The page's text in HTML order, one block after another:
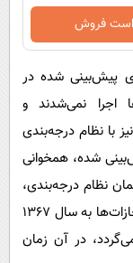
فروش
پیش‌بینی شده در
اجرا نمی‌شدند و
با نظام درجه‌بندی
شده، همخوانی
نظام درجه‌بندی،
مجازات‌ها را تعیین کنند. از آنجا که پایه این مجازات‌ها به سال ۱۳۶۷
در آن زمان